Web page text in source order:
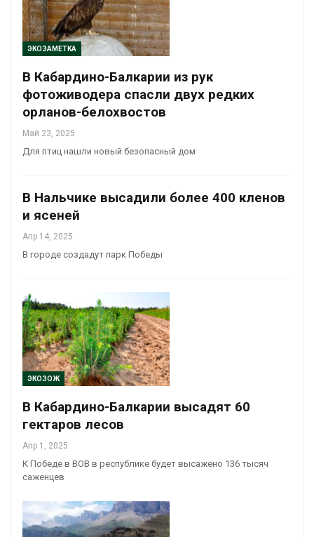
ЭКОЗАМЕТКА
В Кабардино-Балкарии из рук
фотоживодера спасли двух редких
орланов-белохвостов
Май 23, 2025
Для птиц нашли новый безопасный дом
В Нальчике высадили более 400 кленов
и ясеней
Апр 14, 2025
В городе создадут парк Победы
ЭКОЗОЖ
В Кабардино-Балкарии высадят 60
гектаров лесов
Апр 1, 2025
К Победе в ВОВ в республике будет высажено 136 тысяч
саженцев